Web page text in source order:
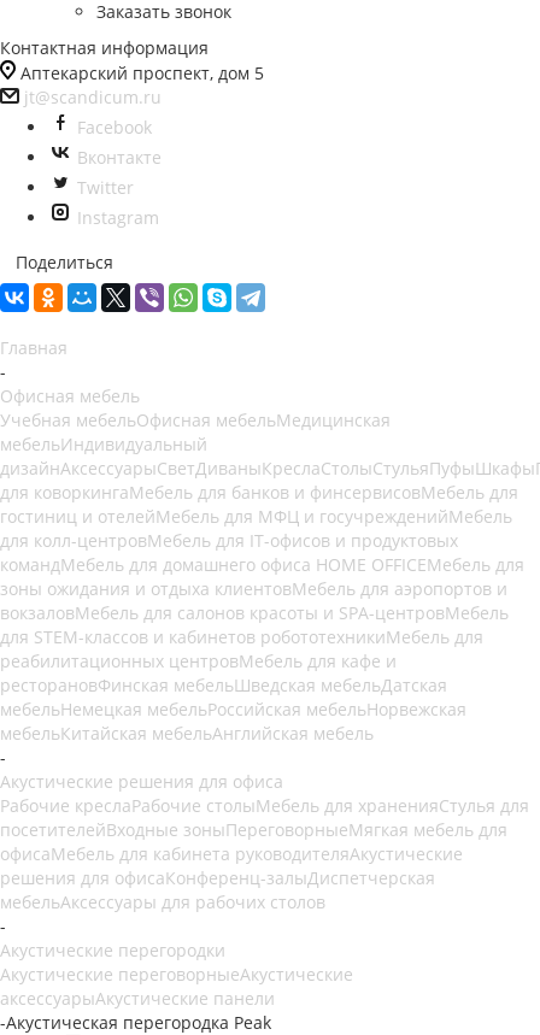
Заказать звонок
Контактная информация
Аптекарский проспект, дом 5
jt@scandicum.ru
Facebook
Вконтакте
Twitter
Instagram
Поделиться
Главная
-
Офисная мебель
Учебная мебельОфисная мебельМедицинская
мебельИндивидуальный
дизайнАксессуарыСветДиваныКреслаСтолыСтульяПуфыШкафы
для коворкингаМебель для банков и финсервисовМебель для
гостиниц и отелейМебель для МФЦ и госучрежденийМебель
для колл-центровМебель для IT-офисов и продуктовых
командМебель для домашнего офиса HOME OFFICEМебель для
зоны ожидания и отдыха клиентовМебель для аэропортов и
вокзаловМебель для салонов красоты и SPA-центровМебель
для STEM-классов и кабинетов робототехникиМебель для
реабилитационных центровМебель для кафе и
ресторановФинская мебельШведская мебельДатская
мебельНемецкая мебельРоссийская мебельНорвежская
мебельКитайская мебельАнглийская мебель
-
Акустические решения для офиса
Рабочие креслаРабочие столыМебель для храненияСтулья для
посетителейВходные зоныПереговорныеМягкая мебель для
офисаМебель для кабинета руководителяАкустические
решения для офисаКонференц-залыДиспетчерская
мебельАксессуары для рабочих столов
-
Акустические перегородки
Акустические переговорныеАкустические
аксессуарыАкустические панели
-Акустическая перегородка Peak